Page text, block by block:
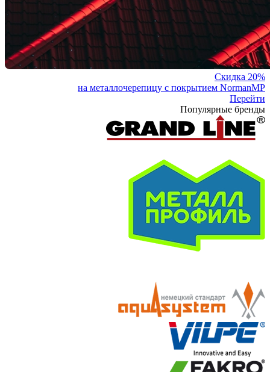
Скидка 20%
на металлочерепицу с покрытием NormanMP
Перейти
Популярные бренды